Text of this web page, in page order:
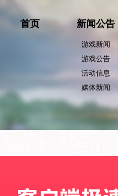
首页 新闻公告
游戏新闻
游戏公告
活动信息
媒体新闻